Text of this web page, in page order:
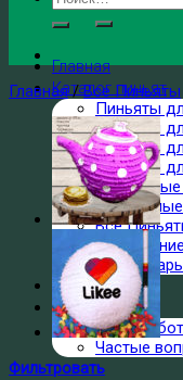
Главная
Каталог пиньят
Пиньяты
Пиньяты
Пиньяты
Пиньяты
Свадебные
Форменные
Все
Наполнение
События
О нас
Наши
Частые
Главная / Все Пиньяты
Фильтровать